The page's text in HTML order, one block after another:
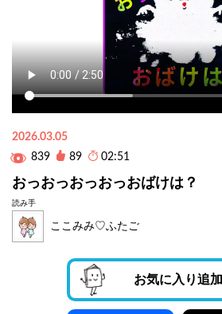
2026.03.05
839
89 02:51
おっおっおっおっおばけは？
読み手
ここみみ♡ふたご
お気に入り追加